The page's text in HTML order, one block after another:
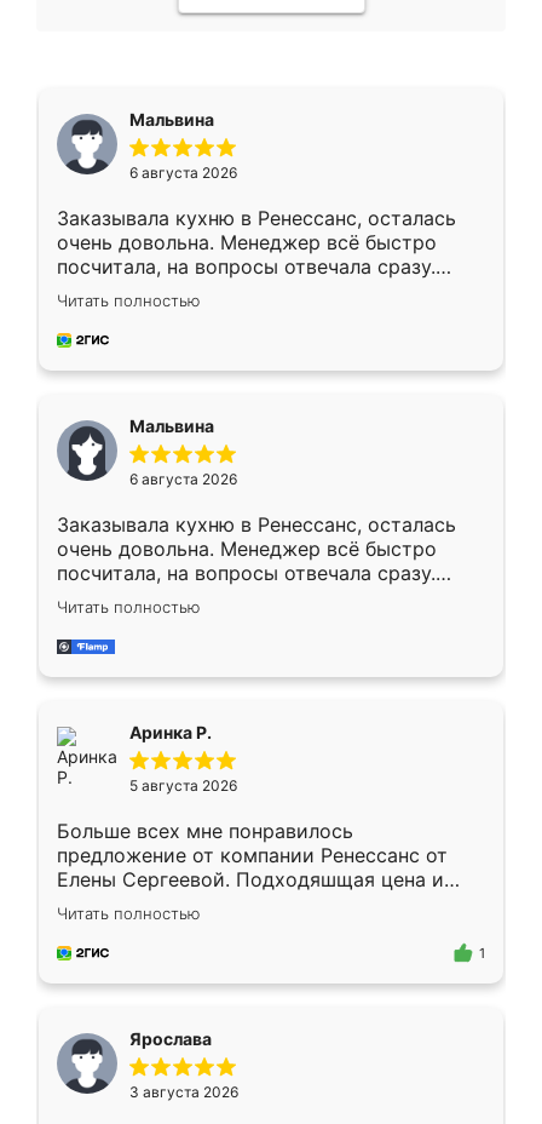
Мальвина
6 августа 2026
Заказывала кухню в Ренессанс, осталась
очень довольна. Менеджер всё быстро
посчитала, на вопросы отвечала сразу.
Замерщик приехал в субботу, подошёл к
делу со всей ответственностью. Собрали
за день, ребята работали аккуратно, даже
Читать полностью
Мальвина
6 августа 2026
Заказывала кухню в Ренессанс, осталась
очень довольна. Менеджер всё быстро
посчитала, на вопросы отвечала сразу.
Замерщик приехал в субботу, подошёл к
делу со всей ответственностью. Собрали
за день, ребята работали аккуратно, даже
Читать полностью
Аринка Р.
5 августа 2026
Больше всех мне понравилось
предложение от компании Ренессанс от
Елены Сергеевой. Подходяшщая цена и
короткие сроки изготовления. Приехавший
для замера сотрудник Владислав
предложил по моему эскизу самый
Читать полностью
1
Ярослава
3 августа 2026